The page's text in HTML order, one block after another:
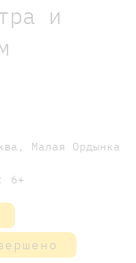
и
Малая Ордынка
6+